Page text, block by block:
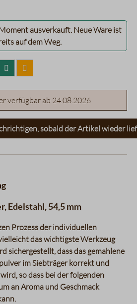
ausverkauft. Neue Ware ist
auf dem Weg.
verfügbar ab 24.08.2026
sobald der Artikel wieder
Edelstahl, 54,5 mm
Prozess der individuellen
das wichtigste Werkzeug
sichergestellt, dass das gemahlene
im Siebträger korrekt und
so dass bei der folgenden
an Aroma und Geschmack